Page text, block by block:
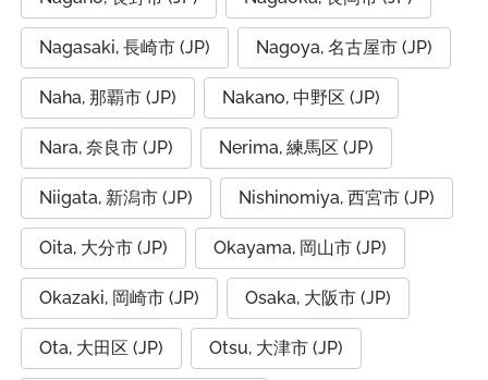
Nagasaki, 長崎市 (JP) Nagoya, 名古屋市 (JP)
Naha, 那覇市 (JP) Nakano, 中野区 (JP)
Nara, 奈良市 (JP) Nerima, 練馬区 (JP)
Niigata, 新潟市 (JP) Nishinomiya, 西宮市 (JP)
Oita, 大分市 (JP) Okayama, 岡山市 (JP)
Okazaki, 岡崎市 (JP) Osaka, 大阪市 (JP)
Ota, 大田区 (JP) Otsu, 大津市 (JP)